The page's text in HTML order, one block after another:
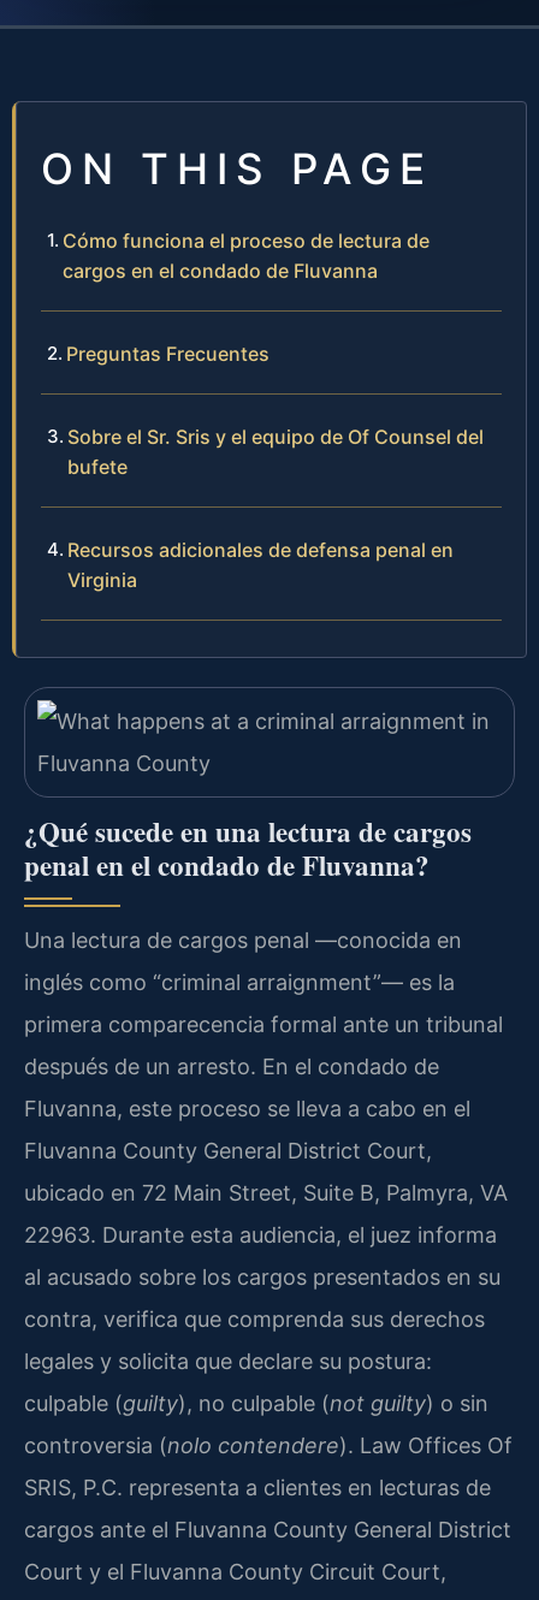
ON THIS PAGE
Cómo funciona el proceso de lectura de
cargos en el condado de Fluvanna
Preguntas Frecuentes
Sobre el Sr. Sris y el equipo de Of Counsel del
bufete
Recursos adicionales de defensa penal en
Virginia
¿Qué sucede en una lectura de cargos
penal en el condado de Fluvanna?
Una lectura de cargos penal —conocida en
inglés como “criminal arraignment”— es la
primera comparecencia formal ante un tribunal
después de un arresto. En el condado de
Fluvanna, este proceso se lleva a cabo en el
Fluvanna County General District Court,
ubicado en 72 Main Street, Suite B, Palmyra, VA
22963. Durante esta audiencia, el juez informa
al acusado sobre los cargos presentados en su
contra, verifica que comprenda sus derechos
legales y solicita que declare su postura:
culpable (guilty), no culpable (not guilty) o sin
controversia (nolo contendere). Law Offices Of
SRIS, P.C. representa a clientes en lecturas de
cargos ante el Fluvanna County General District
Court y el Fluvanna County Circuit Court,